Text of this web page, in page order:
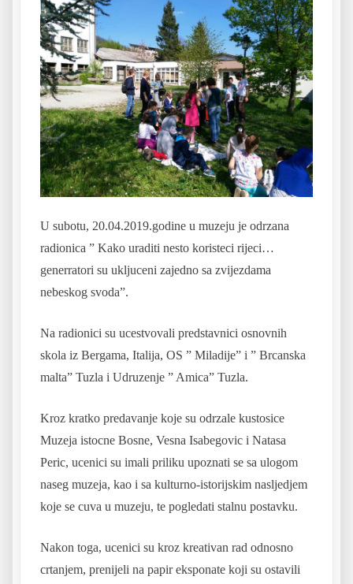
U subotu, 20.04.2019.godine u muzeju je odrzana
radionica ” Kako uraditi nesto koristeci rijeci…
generratori su ukljuceni zajedno sa zvijezdama
nebeskog svoda”.
Na radionici su ucestvovali predstavnici osnovnih
skola iz Bergama, Italija, OS ” Miladije” i ” Brcanska
malta” Tuzla i Udruzenje ” Amica” Tuzla.
Kroz kratko predavanje koje su odrzale kustosice
Muzeja istocne Bosne, Vesna Isabegovic i Natasa
Peric, ucenici su imali priliku upoznati se sa ulogom
naseg muzeja, kao i sa kulturno-istorijskim nasljedjem
koje se cuva u muzeju, te pogledati stalnu postavku.
Nakon toga, ucenici su kroz kreativan rad odnosno
crtanjem, prenijeli na papir eksponate koji su ostavili